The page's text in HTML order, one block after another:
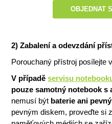
OBJEDNAT
2) Zabalení a odevzdání
Porouchaný přístroj posílejte
V případěservisu
pouze samotný notebook s
nemusí být baterie ani
pevným diskem, proveďte si